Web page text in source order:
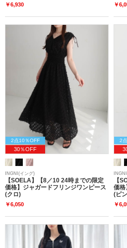
￥6,930 ￥
2点10％OFF
30％OFF
INGNI(イング)
【SOELA】【8／10 24時までの限定
価格】ジャガードフリンジワンピース
(クロ)
￥6,050
2
【
価格
(ピ
￥